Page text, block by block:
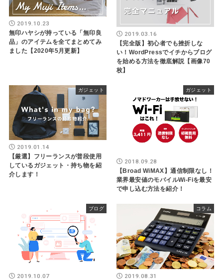
2019.10.23
無印ハヤシが持っている「無印良
品」のアイテムを全てまとめてみ
ました【2020年5月更新】
2019.03.16
【完全版】初心者でも挫折しな
い！WordPressでイチからブログ
を始める方法を徹底解説【画像70
枚】
ガジェット
2019.01.14
【厳選】フリーランスが普段使用
しているガジェット・持ち物を紹
介します！
ガジェット
2018.09.28
【Broad WiMAX】通信制限なし！
業界最安値のモバイルWi-Fiを最安
で申し込む方法を紹介！
ブログ
2019.10.07
コラム
2019.08.31